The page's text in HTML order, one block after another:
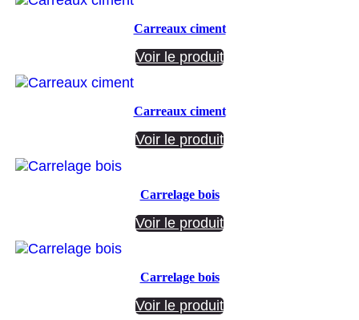
Carreaux ciment
Voir le produit
Carreaux ciment
Voir le produit
Carrelage bois
Voir le produit
Carrelage bois
Voir le produit